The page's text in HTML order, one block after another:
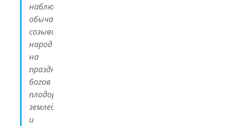
наблюдал
обычай
созывать
народ
на
праздники
богов
плодородия,
земледелия
и